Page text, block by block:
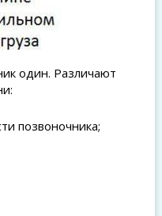
один. Различают
позвоночника;